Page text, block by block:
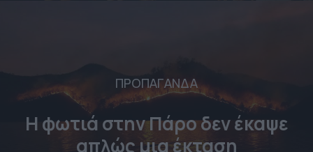
ΠΡΟΠΑΓΑΝΔΑ
Η φωτιά στην Πάρο δεν έκαψε
απλώς μια έκταση